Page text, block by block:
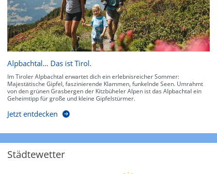
Alpbachtal… Das ist Tirol.
Im Tiroler Alpbachtal erwartet dich ein erlebnisreicher Sommer:
Majestätische Gipfel, faszinierende Klammen, funkelnde Seen. Umrahmt
von den grünen Grasbergen der Kitzbüheler Alpen ist das Alpbachtal ein
Geheimtipp für große und kleine Gipfelstürmer.
Jetzt entdecken
Städtewetter